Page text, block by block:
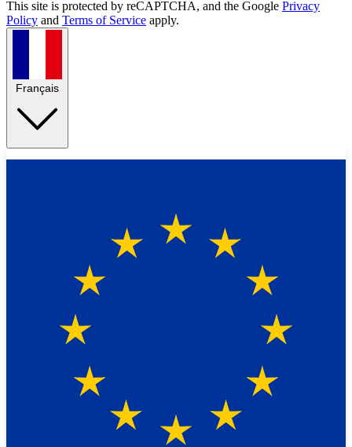
This site is protected by reCAPTCHA, and the Google Privacy
Policy and Terms of Service apply.
Français